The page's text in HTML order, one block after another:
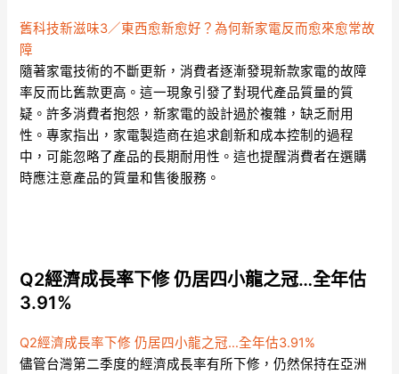
舊科技新滋味3／東西愈新愈好？為何新家電反而愈來愈常故
障
隨著家電技術的不斷更新，消費者逐漸發現新款家電的故障
率反而比舊款更高。這一現象引發了對現代產品質量的質
疑。許多消費者抱怨，新家電的設計過於複雜，缺乏耐用
性。專家指出，家電製造商在追求創新和成本控制的過程
中，可能忽略了產品的長期耐用性。這也提醒消費者在選購
時應注意產品的質量和售後服務。
Q2經濟成長率下修 仍居四小龍之冠…全年估
3.91%
Q2經濟成長率下修 仍居四小龍之冠…全年估3.91%
儘管台灣第二季度的經濟成長率有所下修，仍然保持在亞洲